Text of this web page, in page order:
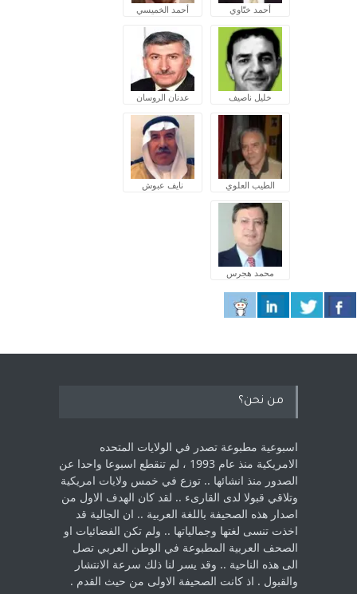
أحمد ختّاوي أحمد الخميسي
خليل ناصيف عدنان الروسان
الطيب العلوي نايف عبوش
محمد هجرس
من نحن؟
اسبوعية مطبوعة تصدر في الولايات المتحده
الامريكية منذ عام 1993 ، لم ‏تنقطع اسبوعا واحدا عن
الصدور منذ انشائها .. توزع في خمس ولايات امريكية
‏وتلاقي قبولا لدى القارىء ..‏ لقد كان الهدف الاول من
اصدار هذه الصحيفة باللغة العربية .. ان الجالية قد
اخذت ‏تنسى لغتها وجمالياتها .. ولم تكن الفضائيات او
الصحف العربية المطبوعة في الوطن ‏العربي تصل
الى هذه الناحية .. وقد يسر لنا ذلك سرعة الانتشار
والقبول . اذ كانت ‏الصحيفة الاولى من حيث القدم . ‏